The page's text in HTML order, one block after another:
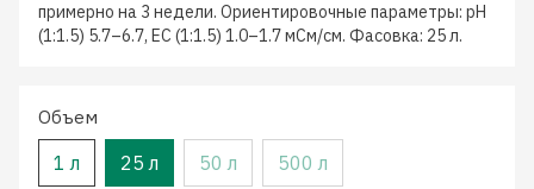
примерно на 3 недели. Ориентировочные параметры: pH
(1:1.5) 5.7–6.7, EC (1:1.5) 1.0–1.7 мСм/см. Фасовка: 25 л.
Объем
1 л 25 л 50 л 500 л